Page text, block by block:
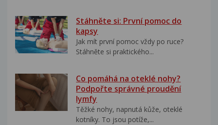
Stáhněte si: První pomoc do
kapsy
Jak mít první pomoc vždy po ruce?
Stáhněte si praktického...
Co pomáhá na oteklé nohy?
Podpořte správné proudění
lymfy
Těžké nohy, napnutá kůže, oteklé
kotníky. To jsou potíže,...